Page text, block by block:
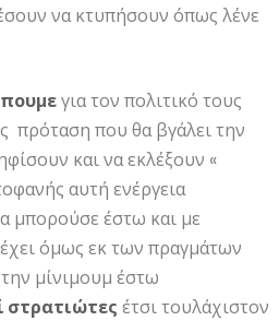
να κτυπήσουν όπως λένε
για τον πολιτικό τους
πρόταση που θα βγάλει την
και να εκλέξουν «
αυτή ενέργεια
μπορούσε έστω και με
όμως εκ των πραγμάτων
μίνιμουμ έστω
στρατιώτες έτσι τουλάχιστον